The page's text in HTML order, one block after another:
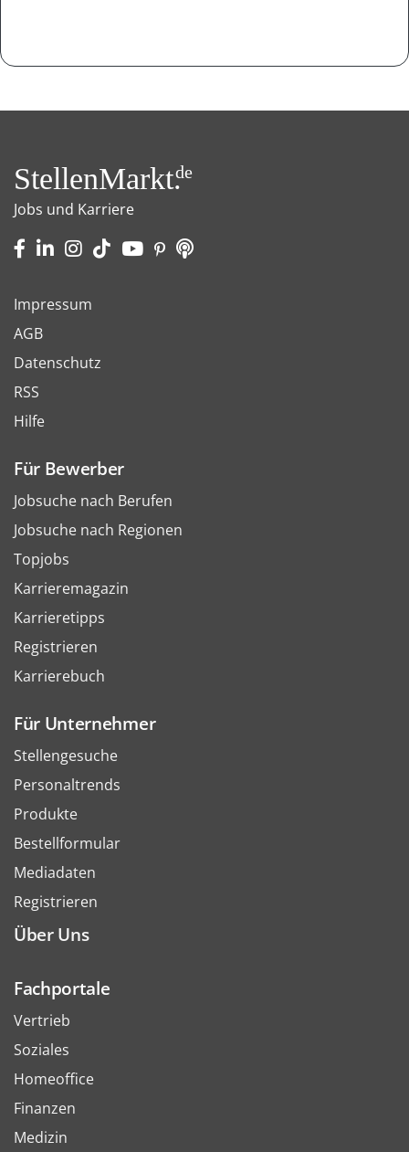
StellenMarkt.de
Jobs und Karriere
Impressum
AGB
Datenschutz
RSS
Hilfe
Für Bewerber
Jobsuche nach Berufen
Jobsuche nach Regionen
Topjobs
Karrieremagazin
Karrieretipps
Registrieren
Karrierebuch
Für Unternehmer
Stellengesuche
Personaltrends
Produkte
Bestellformular
Mediadaten
Registrieren
Über Uns
Fachportale
Vertrieb
Soziales
Homeoffice
Finanzen
Medizin